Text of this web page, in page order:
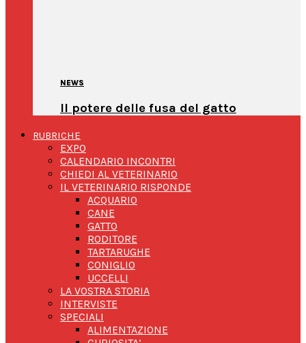
NEWS
Il potere delle fusa del gatto
RUBRICHE
EXPO
CALENDARIO INCONTRI
CHIEDI AL VETERINARIO
IL VETERINARIO RISPONDE
ACQUARIO
CANE
GATTO
RODITORE
TARTARUGHE
CONIGLIO
UCCELLI
LA VOSTRA STORIA
INTERVISTE
SPECIALI
ALIMENTAZIONE